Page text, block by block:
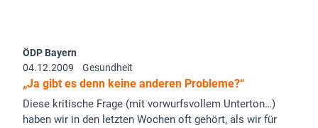
ÖDP Bayern
04.12.2009
Gesundheit
„Ja gibt es denn keine anderen Probleme?“
Diese kritische Frage (mit vorwurfsvollem Unterton…)
haben wir in den letzten Wochen oft gehört, als wir für